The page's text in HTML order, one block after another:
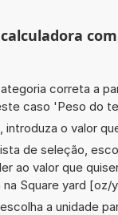
correta a
caso 'Peso do
introduza o valor
de seleção,
ao valor que
na Square yard [oz/
a unidade